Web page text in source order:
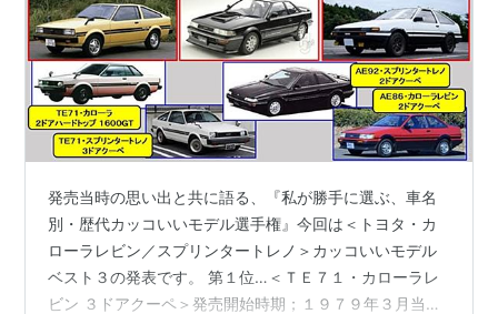
発売当時の思い出と共に語る、『私が勝手に選ぶ、車名
別・歴代カッコいいモデル選手権』今回は＜トヨタ・カ
ローラレビン／スプリンタートレノ＞カッコいいモデル
ベスト３の発表です。 第１位…＜ＴＥ７１・カローラレ
ビン ３ドアクーペ＞発売開始時期；１９７９年３月当